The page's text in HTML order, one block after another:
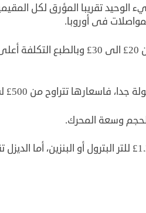
الوحيد تقريبا المؤرق لكل
فى أوروبا.
وقد تكلفك اسبوعيا ما بين 20£
من 500£ لسيارة “هيونداى قيتز” موديل 2005 مثلا.
وسعة المحرك.